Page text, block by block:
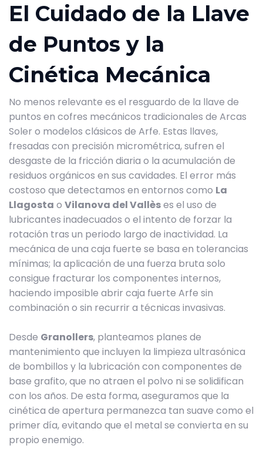
El Cuidado de la Llave
de Puntos y la
Cinética Mecánica
No menos relevante es el resguardo de la llave de
puntos en cofres mecánicos tradicionales de Arcas
Soler o modelos clásicos de Arfe. Estas llaves,
fresadas con precisión micrométrica, sufren el
desgaste de la fricción diaria o la acumulación de
residuos orgánicos en sus cavidades. El error más
costoso que detectamos en entornos como La
Llagosta o Vilanova del Vallèses el uso de
lubricantes inadecuados o el intento de forzar la
rotación tras un periodo largo de inactividad. La
mecánica de una caja fuerte se basa en tolerancias
mínimas; la aplicación de una fuerza bruta solo
consigue fracturar los componentes internos,
haciendo imposible abrir caja fuerte Arfe sin
combinación o sin recurrir a técnicas invasivas.
Desde Granollers, planteamos planes de
mantenimiento que incluyen la limpieza ultrasónica
de bombillos y la lubricación con componentes de
base grafito, que no atraen el polvo ni se solidifican
con los años. De esta forma, aseguramos que la
cinética de apertura permanezca tan suave como el
primer día, evitando que el metal se convierta en su
propio enemigo.